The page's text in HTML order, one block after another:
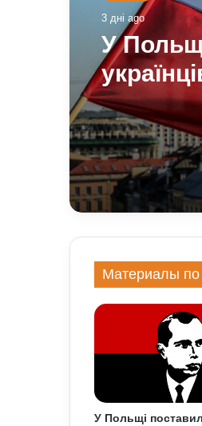
3 дні ago
У
агресії
про це
Материалы по
У Польщі